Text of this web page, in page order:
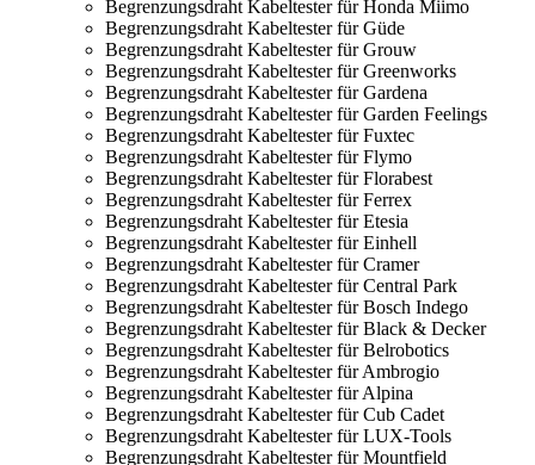
Begrenzungsdraht Kabeltester für Honda Miimo
Begrenzungsdraht Kabeltester für Güde
Begrenzungsdraht Kabeltester für Grouw
Begrenzungsdraht Kabeltester für Greenworks
Begrenzungsdraht Kabeltester für Gardena
Begrenzungsdraht Kabeltester für Garden Feelings
Begrenzungsdraht Kabeltester für Fuxtec
Begrenzungsdraht Kabeltester für Flymo
Begrenzungsdraht Kabeltester für Florabest
Begrenzungsdraht Kabeltester für Ferrex
Begrenzungsdraht Kabeltester für Etesia
Begrenzungsdraht Kabeltester für Einhell
Begrenzungsdraht Kabeltester für Cramer
Begrenzungsdraht Kabeltester für Central Park
Begrenzungsdraht Kabeltester für Bosch Indego
Begrenzungsdraht Kabeltester für Black & Decker
Begrenzungsdraht Kabeltester für Belrobotics
Begrenzungsdraht Kabeltester für Ambrogio
Begrenzungsdraht Kabeltester für Alpina
Begrenzungsdraht Kabeltester für Cub Cadet
Begrenzungsdraht Kabeltester für LUX-Tools
Begrenzungsdraht Kabeltester für Mountfield